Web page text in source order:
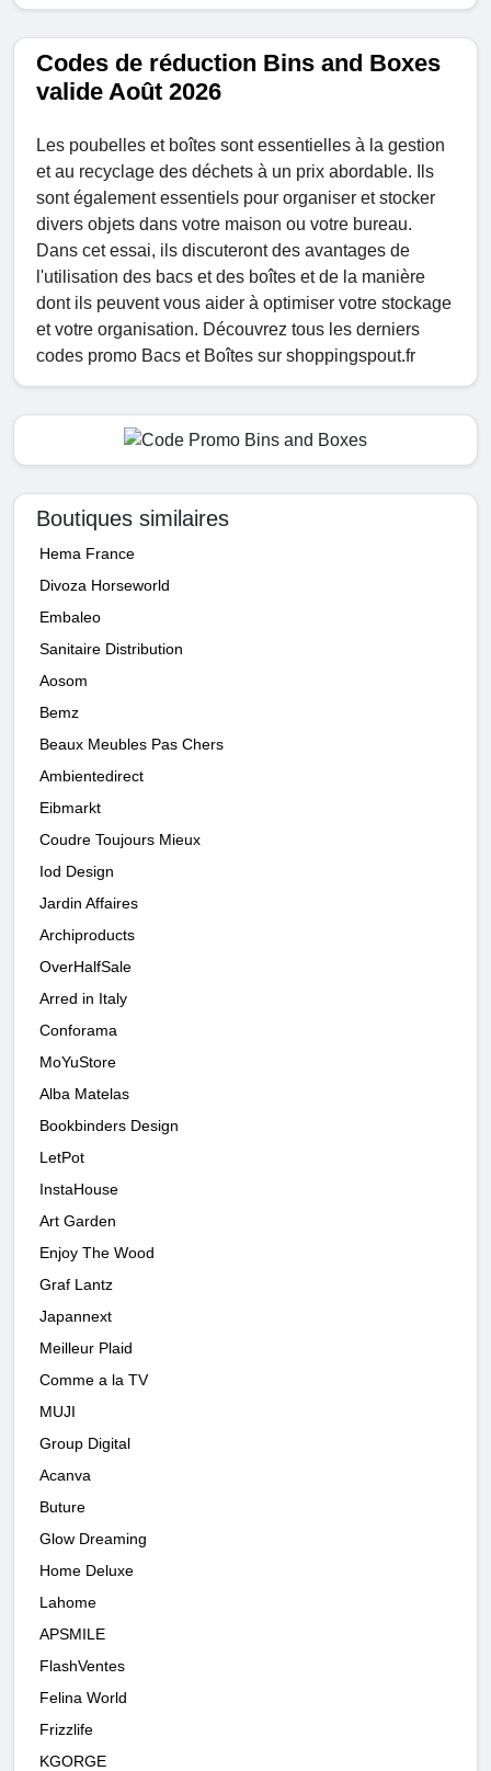
Codes de réduction Bins and Boxes
valide Août 2026
Les poubelles et boîtes sont essentielles à la gestion
et au recyclage des déchets à un prix abordable. Ils
sont également essentiels pour organiser et stocker
divers objets dans votre maison ou votre bureau.
Dans cet essai, ils discuteront des avantages de
l'utilisation des bacs et des boîtes et de la manière
dont ils peuvent vous aider à optimiser votre stockage
et votre organisation. Découvrez tous les derniers
codes promo Bacs et Boîtes sur shoppingspout.fr
Boutiques similaires
Hema France
Divoza Horseworld
Embaleo
Sanitaire Distribution
Aosom
Bemz
Beaux Meubles Pas Chers
Ambientedirect
Eibmarkt
Coudre Toujours Mieux
Iod Design
Jardin Affaires
Archiproducts
OverHalfSale
Arred in Italy
Conforama
MoYuStore
Alba Matelas
Bookbinders Design
LetPot
InstaHouse
Art Garden
Enjoy The Wood
Graf Lantz
Japannext
Meilleur Plaid
Comme a la TV
MUJI
Group Digital
Acanva
Buture
Glow Dreaming
Home Deluxe
Lahome
APSMILE
FlashVentes
Felina World
Frizzlife
KGORGE